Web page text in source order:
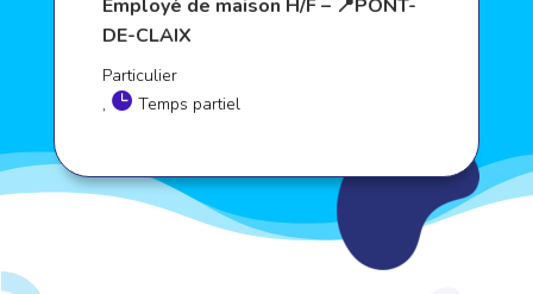
Employé de maison H/F – 📍PONT-
DE-CLAIX
Particulier
,
Temps partiel